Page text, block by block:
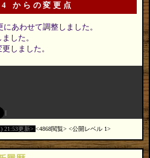
からの変更点
にあわせて調整しました。
した。
しました。
21:53更新 4868閲覧 公開レベル 1